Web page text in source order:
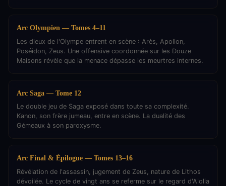
Arc Olympien — Tomes 4–11
Les dieux de l'Olympe entrent en scène : Arès, Apollon,
Poséidon, Zeus. Une offensive coordonnée sur les Douze
Maisons révèle que la menace dépasse les meurtres internes.
Arc Saga — Tome 12
Le double jeu de Saga exposé dans toute sa complexité.
Kanon, son frère jumeau, entre en scène. La dualité des
Gémeaux à son paroxysme.
Arc Final & Épilogue — Tomes 13–16
Révélation de l'assassin, jugement de Zeus, nature de Lithos
dévoilée. Le cycle de vingt ans se referme sur le regard d'Aiolia